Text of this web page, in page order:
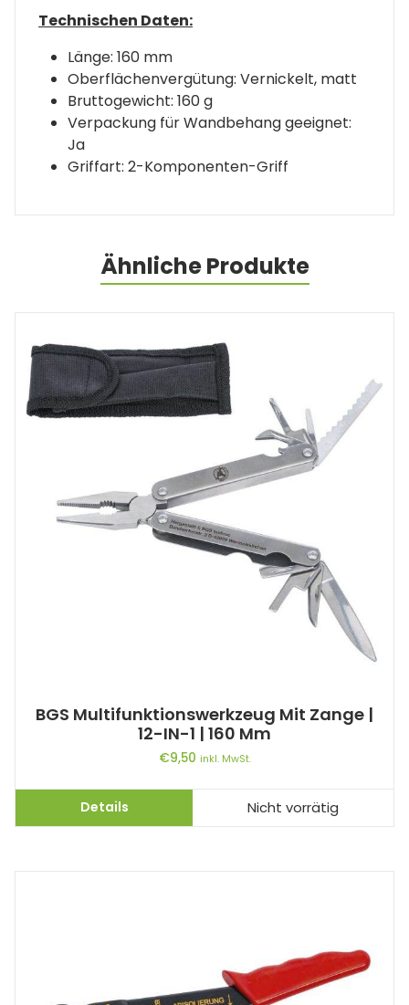
Technischen Daten:
Länge: 160 mm
Oberflächenvergütung: Vernickelt, matt
Bruttogewicht: 160 g
Verpackung für Wandbehang geeignet:
Ja
Griffart: 2-Komponenten-Griff
Ähnliche Produkte
BGS Multifunktionswerkzeug Mit Zange |
12-IN-1 | 160 Mm
€9,50 inkl. MwSt.
Details Nicht vorrätig